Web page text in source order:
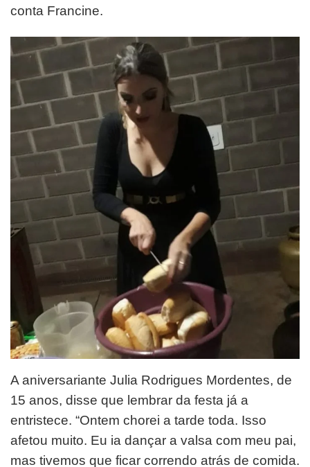
conta Francine.
A aniversariante Julia Rodrigues Mordentes, de
15 anos, disse que lembrar da festa já a
entristece. “Ontem chorei a tarde toda. Isso
afetou muito. Eu ia dançar a valsa com meu pai,
mas tivemos que ficar correndo atrás de comida.